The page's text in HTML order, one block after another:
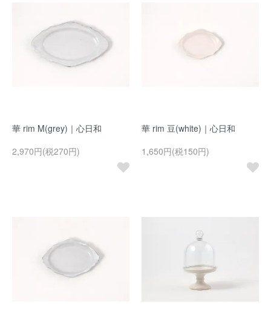
華 rim M(grey)｜心日和
2,970円(税270円)
華 rim 豆(white)｜心日和
1,650円(税150円)